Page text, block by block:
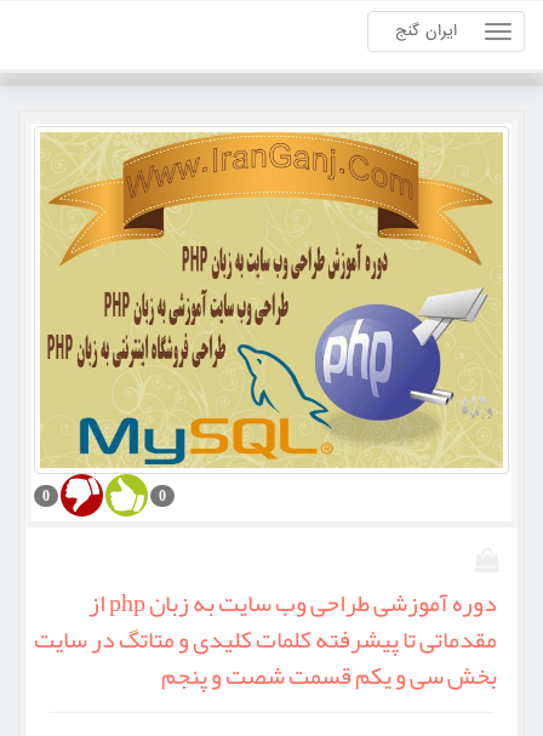
ایران گنج
0
0
دوره آموزشی طراحی وب سایت به زبان php از
مقدماتی تا پیشرفته کلمات کلیدی و متاتگ در سایت
بخش سی و یکم قسمت شصت و پنجم